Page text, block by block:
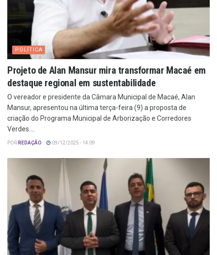
POLÍTICA
Projeto de Alan Mansur mira transformar Macaé em
destaque regional em sustentabilidade
O vereador e presidente da Câmara Municipal de Macaé, Alan
Mansur, apresentou na última terça-feira (9) a proposta de
criação do Programa Municipal de Arborização e Corredores
Verdes....
POR REDAÇÃO 09/12/2025 - 14:09